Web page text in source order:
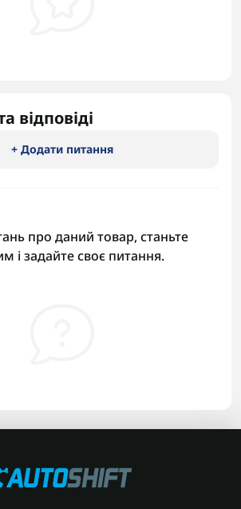
відповіді
+ Додати питання
про даний товар, станьте
і задайте своє питання.